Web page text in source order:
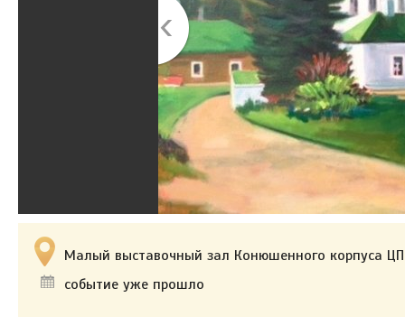
Малый выставочный зал Конюшенного корпуса
событие уже прошло